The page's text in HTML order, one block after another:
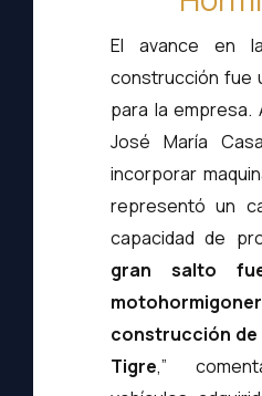
El avance en
construcción fue
para la empresa.
José María
incorporar
representó un
capacidad de
gran salto
construcción de
Tigre,”